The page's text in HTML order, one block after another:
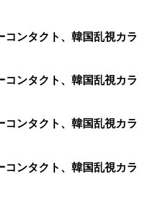
コンタクト、韓国乱視カラ
コンタクト、韓国乱視カラ
コンタクト、韓国乱視カラ
コンタクト、韓国乱視カラ